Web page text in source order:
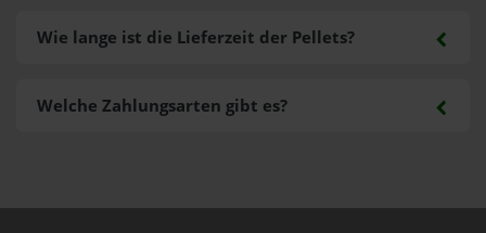
Welche Zahlungsarten gibt es?
Wie lange ist die Lieferzeit der Pellets?